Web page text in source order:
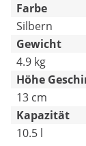
Farbe
Silbern
Gewicht
4.9 kg
Höhe
13 cm
Kapazität
10.5 l